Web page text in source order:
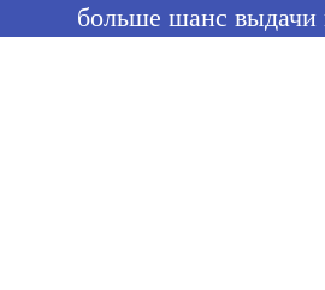
больше шанс выдачи